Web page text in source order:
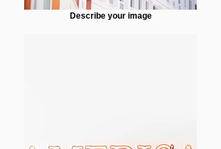
Describe your image